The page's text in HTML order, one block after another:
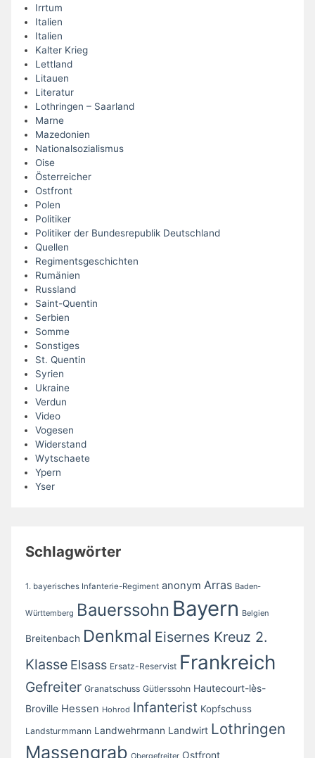
Irrtum
Italien
Italien
Kalter Krieg
Lettland
Litauen
Literatur
Lothringen – Saarland
Marne
Mazedonien
Nationalsozialismus
Oise
Österreicher
Ostfront
Polen
Politiker
Politiker der Bundesrepublik Deutschland
Quellen
Regimentsgeschichten
Rumänien
Russland
Saint-Quentin
Serbien
Somme
Sonstiges
St. Quentin
Syrien
Ukraine
Verdun
Video
Vogesen
Widerstand
Wytschaete
Ypern
Yser
Schlagwörter
1. bayerisches Infanterie-Regiment anonym Arras Baden-
Württemberg Bauerssohn Bayern Belgien
Breitenbach Denkmal Eisernes Kreuz 2.
Klasse Elsass Ersatz-Reservist Frankreich
Gefreiter Granatschuss Gütlerssohn Hautecourt-lès-
Broville Hessen Hohrod Infanterist Kopfschuss
Landsturmmann Landwehrmann Landwirt Lothringen
Massengrab Obergefreiter Ostfront